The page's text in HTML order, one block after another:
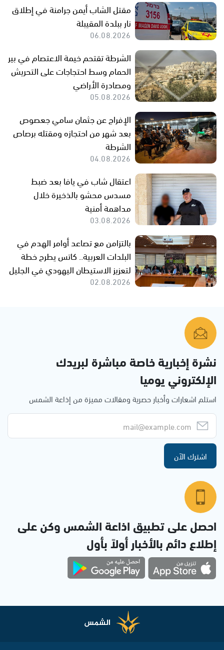
مقتل الشاب أيمن جرامنة في إطلاق
نار ببلدة المقيبلة
06.08.2026
الشرطة تقتحم خيمة الاعتصام في بير
الحمام وسط احتجاجات على التحريش
ومصادرة الأراضي
05.08.2026
الإفراج عن جثمان سامي جعصوص
بعد شهر من احتجازه ومقتله برصاص
الشرطة
04.08.2026
اعتقال شاب في يافا بعد ضبط
مسدس محشو بالذخيرة خلال
مداهمة أمنية
03.08.2026
بالتزامن مع تصاعد أوامر الهدم في
البلدات العربية.. كاتس يطرح خطة
لتعزيز الاستيطان اليهودي في الجليل
02.08.2026
نشرة إخبارية خاصة مباشرة لبريدك
الإلكتروني يوميا
استلم اشعارات وأخبار حصرية ومقالات مميزة من إذاعة الشمس
اشترك الآن
احصل على تطبيق اذاعة الشمس وكن على
إطلاع دائم بالأخبار أولاً بأول